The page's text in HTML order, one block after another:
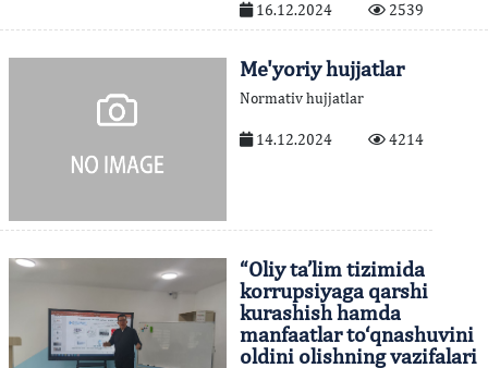
16.12.2024 2539
Me'yoriy hujjatlar
Normativ hujjatlar
14.12.2024 4214
“Oliy ta’lim tizimida
korrupsiyaga qarshi
kurashish hamda
manfaatlar to‘qnashuvini
oldini olishning vazifalari